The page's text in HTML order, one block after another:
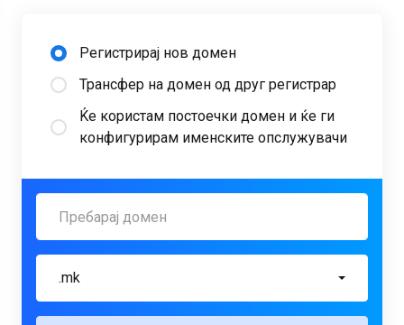
Регистрирај нов домен
Трансфер на домен од друг регистрар
Ќе користам постоечки домен и ќе ги
конфигурирам именските опслужувачи
.mk